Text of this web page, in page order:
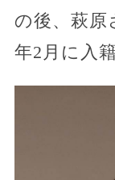
の後、萩原
年2月に入籍